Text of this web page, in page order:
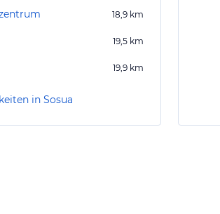
18,9 km
19,5 km
19,9 km
in Sosua